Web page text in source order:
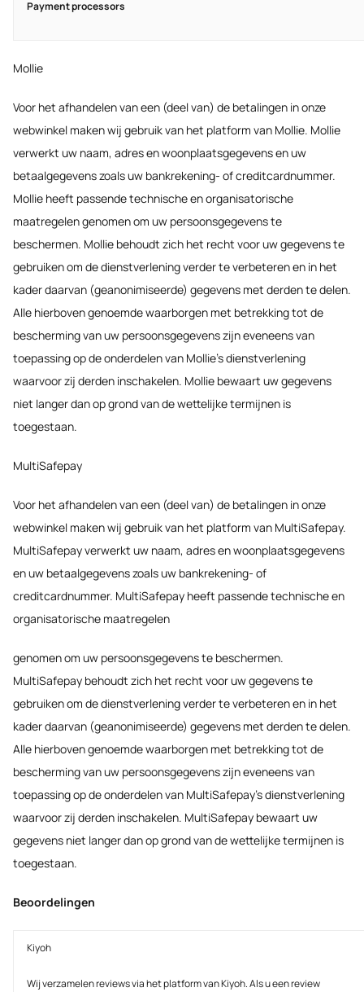
Payment processors
Mollie
Voor het afhandelen van een (deel van) de betalingen in onze
webwinkel maken wij gebruik van het platform van Mollie. Mollie
verwerkt uw naam, adres en woonplaatsgegevens en uw
betaalgegevens zoals uw bankrekening- of creditcardnummer.
Mollie heeft passende technische en organisatorische
maatregelen genomen om uw persoonsgegevens te
beschermen. Mollie behoudt zich het recht voor uw gegevens te
gebruiken om de dienstverlening verder te verbeteren en in het
kader daarvan (geanonimiseerde) gegevens met derden te delen.
Alle hierboven genoemde waarborgen met betrekking tot de
bescherming van uw persoonsgegevens zijn eveneens van
toepassing op de onderdelen van Mollie’s dienstverlening
waarvoor zij derden inschakelen. Mollie bewaart uw gegevens
niet langer dan op grond van de wettelijke termijnen is
toegestaan.
MultiSafepay
Voor het afhandelen van een (deel van) de betalingen in onze
webwinkel maken wij gebruik van het platform van MultiSafepay.
MultiSafepay verwerkt uw naam, adres en woonplaatsgegevens
en uw betaalgegevens zoals uw bankrekening- of
creditcardnummer. MultiSafepay heeft passende technische en
organisatorische maatregelen
genomen om uw persoonsgegevens te beschermen.
MultiSafepay behoudt zich het recht voor uw gegevens te
gebruiken om de dienstverlening verder te verbeteren en in het
kader daarvan (geanonimiseerde) gegevens met derden te delen.
Alle hierboven genoemde waarborgen met betrekking tot de
bescherming van uw persoonsgegevens zijn eveneens van
toepassing op de onderdelen van MultiSafepay’s dienstverlening
waarvoor zij derden inschakelen. MultiSafepay bewaart uw
gegevens niet langer dan op grond van de wettelijke termijnen is
toegestaan.
Beoordelingen
Kiyoh
Wij verzamelen reviews via het platform van Kiyoh. Als u een review